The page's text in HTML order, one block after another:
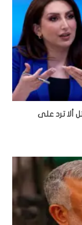
ألا ترد على